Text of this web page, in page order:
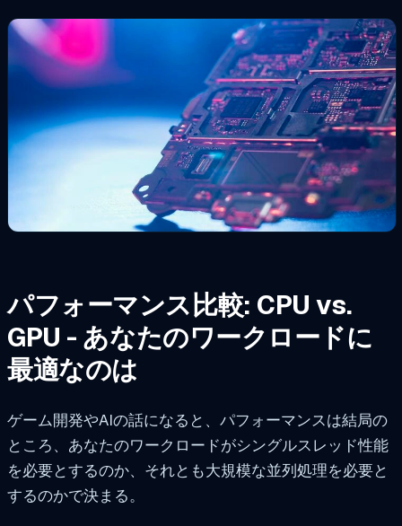
パフォーマンス比較: CPU vs.
GPU - あなたのワークロードに
最適なのは
ゲーム開発やAIの話になると、パフォーマンスは結局の
ところ、あなたのワークロードがシングルスレッド性能
を必要とするのか、それとも大規模な並列処理を必要と
するのかで決まる。